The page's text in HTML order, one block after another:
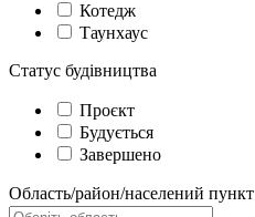
Котедж
Таунхаус
Статус будівництва
Проєкт
Будується
Завершено
Область/район/населений пункт